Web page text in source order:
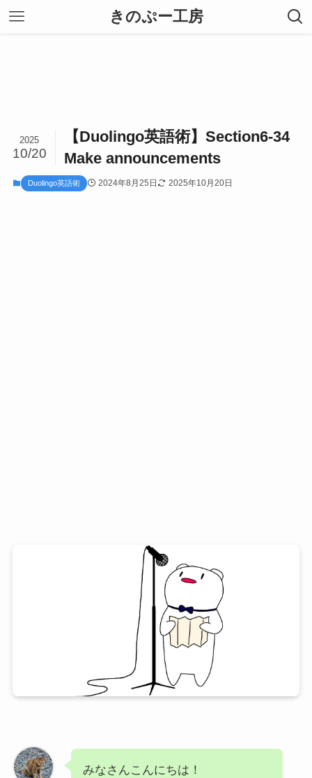
きのぷー工房
【Duolingo英語術】Section6-34
Make announcements
2025
10/20
Duolingo英語術 2024年8月25日 2025年10月20日
みなさんこんにちは！